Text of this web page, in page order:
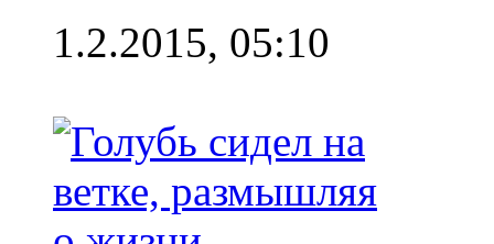
1.2.2015, 05:10